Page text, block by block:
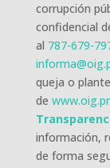
corrupción
confidencial
al 787-679-
queja o
de
información,
de forma